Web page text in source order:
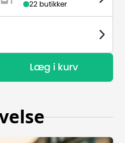
22 butikker
Læg i kurv